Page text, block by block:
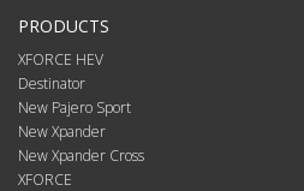
PRODUCTS
XFORCE HEV
Destinator
New Pajero Sport
New Xpander
New Xpander Cross
XFORCE